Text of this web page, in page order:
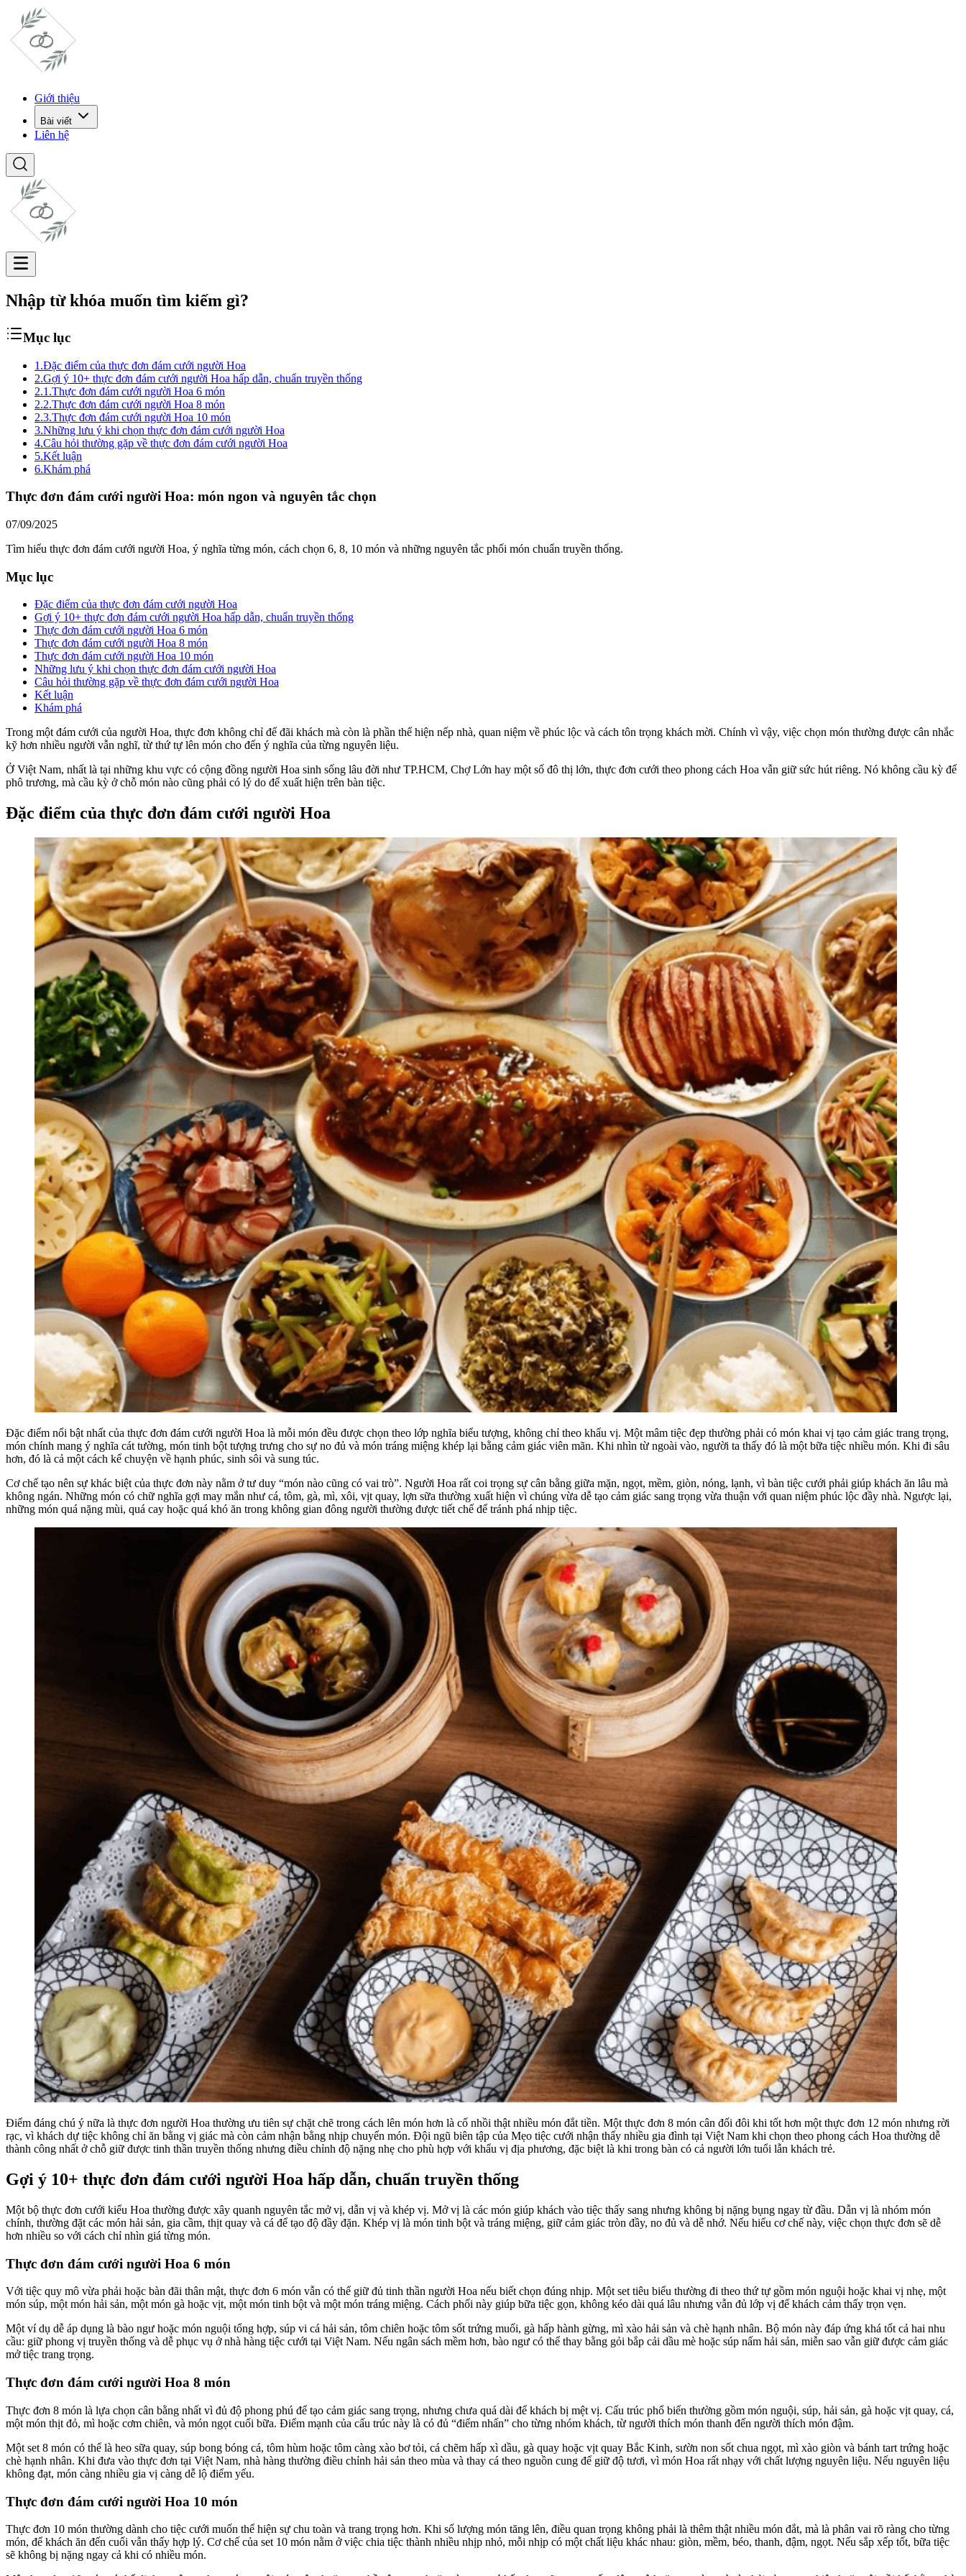
Giới thiệu
Bài viết
Liên hệ
Nhập từ khóa muốn tìm kiếm gì?
Mục lục
1.Đặc điểm của thực đơn đám cưới người Hoa
2.Gợi ý 10+ thực đơn đám cưới người Hoa hấp dẫn, chuẩn truyền thống
2.1.Thực đơn đám cưới người Hoa 6 món
2.2.Thực đơn đám cưới người Hoa 8 món
2.3.Thực đơn đám cưới người Hoa 10 món
3.Những lưu ý khi chọn thực đơn đám cưới người Hoa
4.Câu hỏi thường gặp về thực đơn đám cưới người Hoa
5.Kết luận
6.Khám phá
Thực đơn đám cưới người Hoa: món ngon và nguyên tắc chọn
07/09/2025
Tìm hiểu thực đơn đám cưới người Hoa, ý nghĩa từng món, cách chọn 6, 8, 10 món và những nguyên tắc phối món chuẩn truyền thống.
Mục lục
Đặc điểm của thực đơn đám cưới người Hoa
Gợi ý 10+ thực đơn đám cưới người Hoa hấp dẫn, chuẩn truyền thống
Thực đơn đám cưới người Hoa 6 món
Thực đơn đám cưới người Hoa 8 món
Thực đơn đám cưới người Hoa 10 món
Những lưu ý khi chọn thực đơn đám cưới người Hoa
Câu hỏi thường gặp về thực đơn đám cưới người Hoa
Kết luận
Khám phá
Trong một đám cưới của người Hoa, thực đơn không chỉ để đãi khách mà còn là phần thể hiện nếp nhà, quan niệm về phúc lộc và cách tôn trọng khách mời. Chính vì vậy, việc chọn món thường được cân nhắc
kỹ hơn nhiều người vẫn nghĩ, từ thứ tự lên món cho đến ý nghĩa của từng nguyên liệu.
Ở Việt Nam, nhất là tại những khu vực có cộng đồng người Hoa sinh sống lâu đời như TP.HCM, Chợ Lớn hay một số đô thị lớn, thực đơn cưới theo phong cách Hoa vẫn giữ sức hút riêng. Nó không cầu kỳ để
phô trương, mà cầu kỳ ở chỗ món nào cũng phải có lý do để xuất hiện trên bàn tiệc.
Đặc điểm của thực đơn đám cưới người Hoa
Đặc điểm nổi bật nhất của thực đơn đám cưới người Hoa là mỗi món đều được chọn theo lớp nghĩa biểu tượng, không chỉ theo khẩu vị. Một mâm tiệc đẹp thường phải có món khai vị tạo cảm giác trang trọng,
món chính mang ý nghĩa cát tường, món tinh bột tượng trưng cho sự no đủ và món tráng miệng khép lại bằng cảm giác viên mãn. Khi nhìn từ ngoài vào, người ta thấy đó là một bữa tiệc nhiều món. Khi đi sâu
hơn, đó là cả một cách kể chuyện về hạnh phúc, sinh sôi và sung túc.
Cơ chế tạo nên sự khác biệt của thực đơn này nằm ở tư duy “món nào cũng có vai trò”. Người Hoa rất coi trọng sự cân bằng giữa mặn, ngọt, mềm, giòn, nóng, lạnh, vì bàn tiệc cưới phải giúp khách ăn lâu mà
không ngán. Những món có chữ nghĩa gợi may mắn như cá, tôm, gà, mì, xôi, vịt quay, lợn sữa thường xuất hiện vì chúng vừa dễ tạo cảm giác sang trọng vừa thuận với quan niệm phúc lộc đầy nhà. Ngược lại,
những món quá nặng mùi, quá cay hoặc quá khó ăn trong không gian đông người thường được tiết chế để tránh phá nhịp tiệc.
Điểm đáng chú ý nữa là thực đơn người Hoa thường ưu tiên sự chặt chẽ trong cách lên món hơn là cố nhồi thật nhiều món đắt tiền. Một thực đơn 8 món cân đối đôi khi tốt hơn một thực đơn 12 món nhưng rời
rạc, vì khách dự tiệc không chỉ ăn bằng vị giác mà còn cảm nhận bằng nhịp chuyển món. Đội ngũ biên tập của Mẹo tiệc cưới nhận thấy nhiều gia đình tại Việt Nam khi chọn theo phong cách Hoa thường dễ
thành công nhất ở chỗ giữ được tinh thần truyền thống nhưng điều chỉnh độ nặng nhẹ cho phù hợp với khẩu vị địa phương, đặc biệt là khi trong bàn có cả người lớn tuổi lẫn khách trẻ.
Gợi ý 10+ thực đơn đám cưới người Hoa hấp dẫn, chuẩn truyền thống
Một bộ thực đơn cưới kiểu Hoa thường được xây quanh nguyên tắc mở vị, dẫn vị và khép vị. Mở vị là các món giúp khách vào tiệc thấy sang nhưng không bị nặng bụng ngay từ đầu. Dẫn vị là nhóm món
chính, thường đặt các món hải sản, gia cầm, thịt quay và cá để tạo độ đầy đặn. Khép vị là món tinh bột và tráng miệng, giữ cảm giác tròn đầy, no đủ và dễ nhớ. Nếu hiểu cơ chế này, việc chọn thực đơn sẽ dễ
hơn nhiều so với cách chỉ nhìn giá từng món.
Thực đơn đám cưới người Hoa 6 món
Với tiệc quy mô vừa phải hoặc bàn đãi thân mật, thực đơn 6 món vẫn có thể giữ đủ tinh thần người Hoa nếu biết chọn đúng nhịp. Một set tiêu biểu thường đi theo thứ tự gồm món nguội hoặc khai vị nhẹ, một
món súp, một món hải sản, một món gà hoặc vịt, một món tinh bột và một món tráng miệng. Cách phối này giúp bữa tiệc gọn, không kéo dài quá lâu nhưng vẫn đủ lớp vị để khách cảm thấy trọn vẹn.
Một ví dụ dễ áp dụng là bào ngư hoặc món nguội tổng hợp, súp vi cá hải sản, tôm chiên hoặc tôm sốt trứng muối, gà hấp hành gừng, mì xào hải sản và chè hạnh nhân. Bộ món này đáp ứng khá tốt cả hai nhu
cầu: giữ phong vị truyền thống và dễ phục vụ ở nhà hàng tiệc cưới tại Việt Nam. Nếu ngân sách mềm hơn, bào ngư có thể thay bằng gỏi bắp cải dầu mè hoặc súp nấm hải sản, miễn sao vẫn giữ được cảm giác
mở tiệc trang trọng.
Thực đơn đám cưới người Hoa 8 món
Thực đơn 8 món là lựa chọn cân bằng nhất vì đủ độ phong phú để tạo cảm giác sang trọng, nhưng chưa quá dài để khách bị mệt vị. Cấu trúc phổ biến thường gồm món nguội, súp, hải sản, gà hoặc vịt quay, cá,
một món thịt đỏ, mì hoặc cơm chiên, và món ngọt cuối bữa. Điểm mạnh của cấu trúc này là có đủ “điểm nhấn” cho từng nhóm khách, từ người thích món thanh đến người thích món đậm.
Một set 8 món có thể là heo sữa quay, súp bong bóng cá, tôm hùm hoặc tôm càng xào bơ tỏi, cá chẽm hấp xì dầu, gà quay hoặc vịt quay Bắc Kinh, sườn non sốt chua ngọt, mì xào giòn và bánh tart trứng hoặc
chè hạnh nhân. Khi đưa vào thực đơn tại Việt Nam, nhà hàng thường điều chỉnh hải sản theo mùa và thay cá theo nguồn cung để giữ độ tươi, vì món Hoa rất nhạy với chất lượng nguyên liệu. Nếu nguyên liệu
không đạt, món càng nhiều gia vị càng dễ lộ điểm yếu.
Thực đơn đám cưới người Hoa 10 món
Thực đơn 10 món thường dành cho tiệc cưới muốn thể hiện sự chu toàn và trang trọng hơn. Khi số lượng món tăng lên, điều quan trọng không phải là thêm thật nhiều món đắt, mà là phân vai rõ ràng cho từng
món, để khách ăn đến cuối vẫn thấy hợp lý. Cơ chế của set 10 món nằm ở việc chia tiệc thành nhiều nhịp nhỏ, mỗi nhịp có một chất liệu khác nhau: giòn, mềm, béo, thanh, đậm, ngọt. Nếu sắp xếp tốt, bữa tiệc
sẽ không bị nặng ngay cả khi có nhiều món.